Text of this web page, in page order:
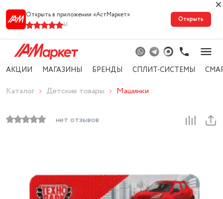
Открыть в приложении «АстМарке‪т‬»
41
Открыть
АКЦИИ МАГАЗИНЫ БРЕНДЫ СПЛИТ-СИСТЕМЫ
Каталог Детские товары Машинки
нет отзывов